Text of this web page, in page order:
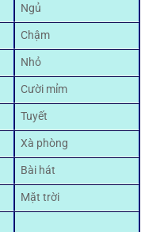
Ngủ
Chậm
Nhỏ
Cười mỉm
Tuyết
Xà phòng
Bài hát
Mặt trời